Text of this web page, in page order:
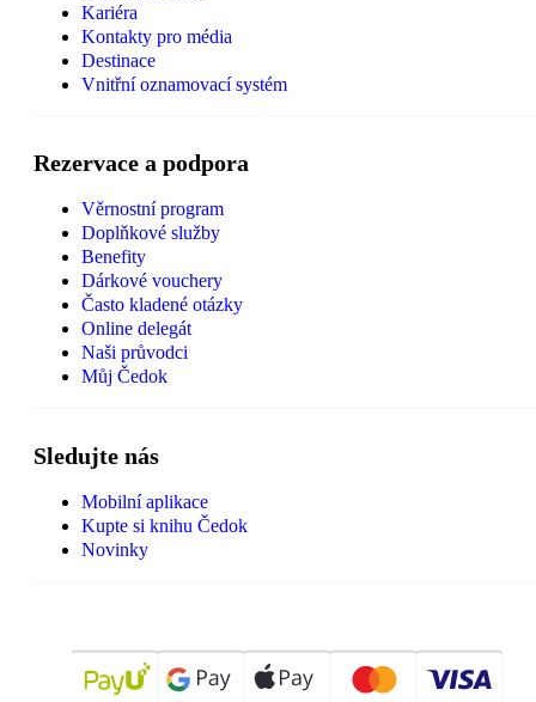
Kariéra
Kontakty pro média
Destinace
Vnitřní oznamovací systém
Rezervace a podpora
Věrnostní program
Doplňkové služby
Benefity
Dárkové vouchery
Často kladené otázky
Online delegát
Naši průvodci
Můj Čedok
Sledujte nás
Mobilní aplikace
Kupte si knihu Čedok
Novinky